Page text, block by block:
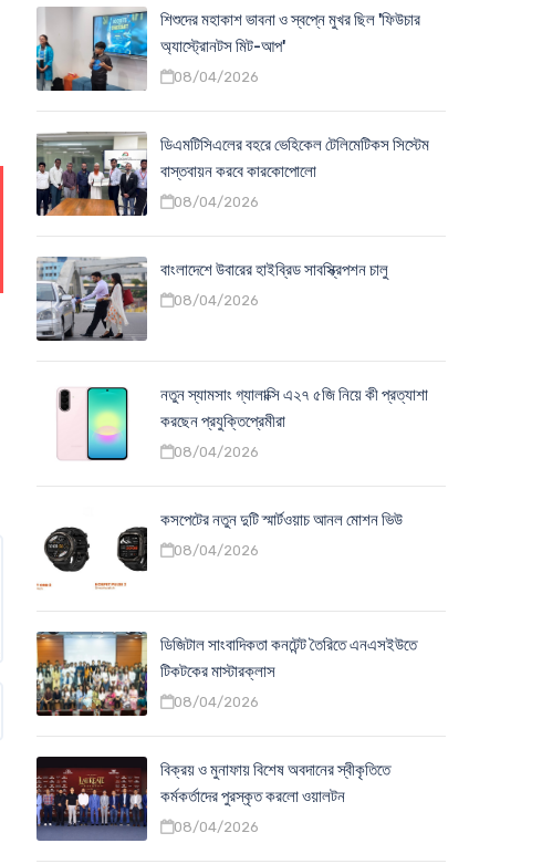
শিশুদের মহাকাশ ভাবনা ও স্বপ্নে মুখর ছিল 'ফিউচার
অ্যাস্ট্রোনটস মিট-আপ'
08/04/2026
ডিএমটিসিএলের বহরে ভেহিকেল টেলিমেটিকস সিস্টেম
বাস্তবায়ন করবে কারকোপোলো
08/04/2026
বাংলাদেশে উবারের হাইব্রিড সাবস্ক্রিপশন চালু
08/04/2026
নতুন স্যামসাং গ্যালাক্সি এ২৭ ৫জি নিয়ে কী প্রত্যাশা
করছেন প্রযুক্তিপ্রেমীরা
08/04/2026
কসপেটের নতুন দুটি স্মার্টওয়াচ আনল মোশন ভিউ
08/04/2026
ডিজিটাল সাংবাদিকতা কনটেন্ট তৈরিতে এনএসইউতে
টিকটকের মাস্টারক্লাস
08/04/2026
বিক্রয় ও মুনাফায় বিশেষ অবদানের স্বীকৃতিতে
কর্মকর্তাদের পুরস্কৃত করলো ওয়ালটন
08/04/2026